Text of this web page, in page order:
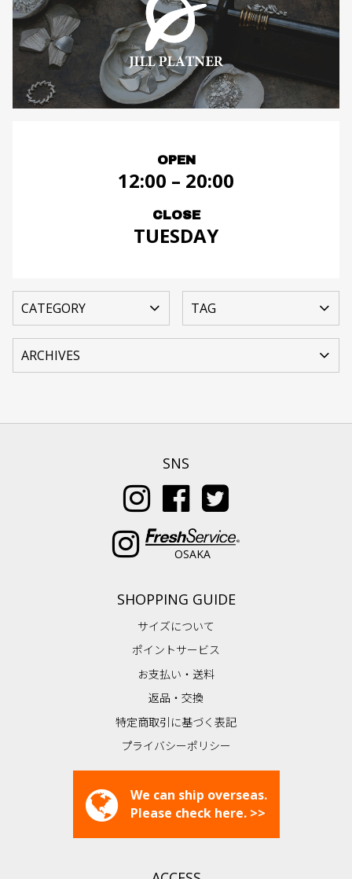
OPEN
12:00 – 20:00
CLOSE
TUESDAY
SNS
OSAKA
SHOPPING GUIDE
サイズについて
ポイントサービス
お支払い・送料
返品・交換
特定商取引に基づく表記
プライバシーポリシー
We can ship overseas.
Please check here. >>